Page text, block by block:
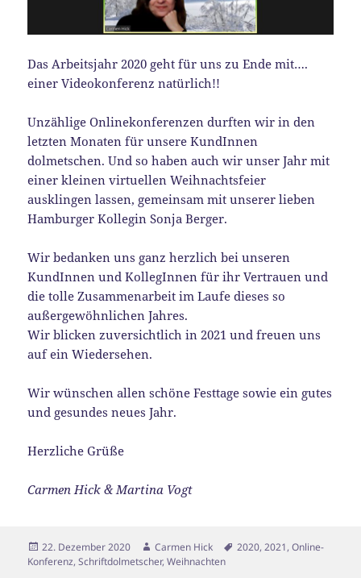
Das Arbeitsjahr 2020 geht für uns zu Ende mit….
einer Videokonferenz natürlich!!
Unzählige Onlinekonferenzen durften wir in den
letzten Monaten für unsere KundInnen
dolmetschen. Und so haben auch wir unser Jahr mit
einer kleinen virtuellen Weihnachtsfeier
ausklingen lassen, gemeinsam mit unserer lieben
Hamburger Kollegin Sonja Berger.
Wir bedanken uns ganz herzlich bei unseren
KundInnen und KollegInnen für ihr Vertrauen und
die tolle Zusammenarbeit im Laufe dieses so
außergewöhnlichen Jahres.
Wir blicken zuversichtlich in 2021 und freuen uns
auf ein Wiedersehen.
Wir wünschen allen schöne Festtage sowie ein gutes
und gesundes neues Jahr.
Herzliche Grüße
Carmen Hick & Martina Vogt
Veröffentlicht
am
22. Dezember 2020 Autor
Carmen Hick Schlagwörter
2020,2021,Online-
Konferenz,Schriftdolmetscher,Weihnachten